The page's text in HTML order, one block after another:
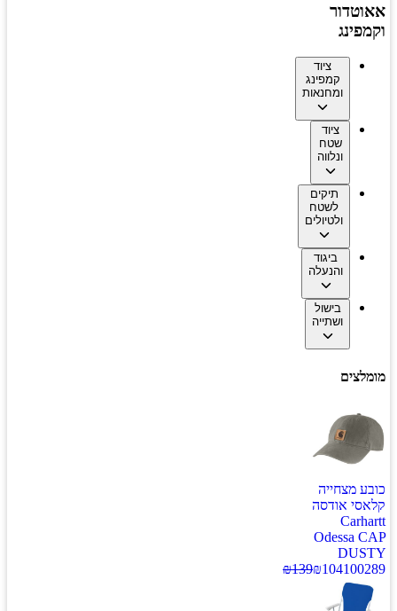
אאוטדור
וקמפינג
ציוד
קמפינג
ומחנאות
ציוד
שטח
ונלווה
תיקים
לשטח
ולטיולים
ביגוד
והנעלה
בישול
ושתייה
מומלצים
כובע מצחייה
קלאסי אודסה
Carhartt
Odessa CAP
DUSTY
100289
₪104
₪139